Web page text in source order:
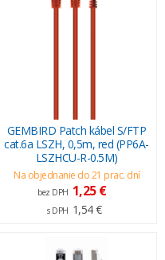
GEMBIRD Patch kábel S/FTP
cat.6a LSZH, 0,5m, red (PP6A-
LSZHCU-R-0.5M)
Na objednanie do 21 prac. dní
bez DPH 1,25 €
s DPH 1,54 €